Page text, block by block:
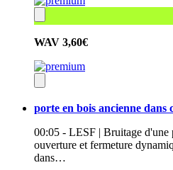
WAV 3,60€
porte en bois ancienne dans
00:05 - LESF | Bruitage d'une
ouverture et fermeture
dans…